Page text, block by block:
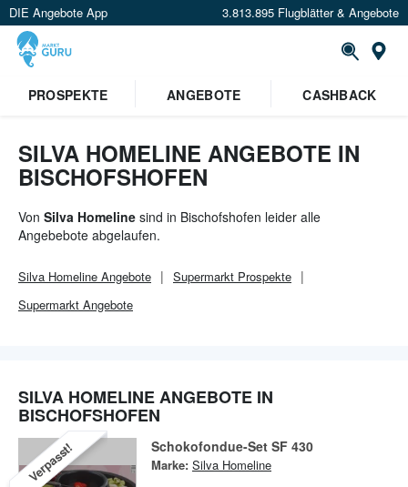
DIE Angebote App 3.813.895 Flugblätter & Angebote
Standort festlegen
PROSPEKTE ANGEBOTE CASHBACK
SILVA HOMELINE ANGEBOTE IN
BISCHOFSHOFEN
Von Silva Homeline sind in Bischofshofen leider alle
Angebebote abgelaufen.
Silva Homeline Angebote Supermarkt Prospekte
Supermarkt Angebote
SILVA HOMELINE ANGEBOTE IN
BISCHOFSHOFEN
Verpasst! Schokofondue-Set SF 430
Marke: Silva Homeline